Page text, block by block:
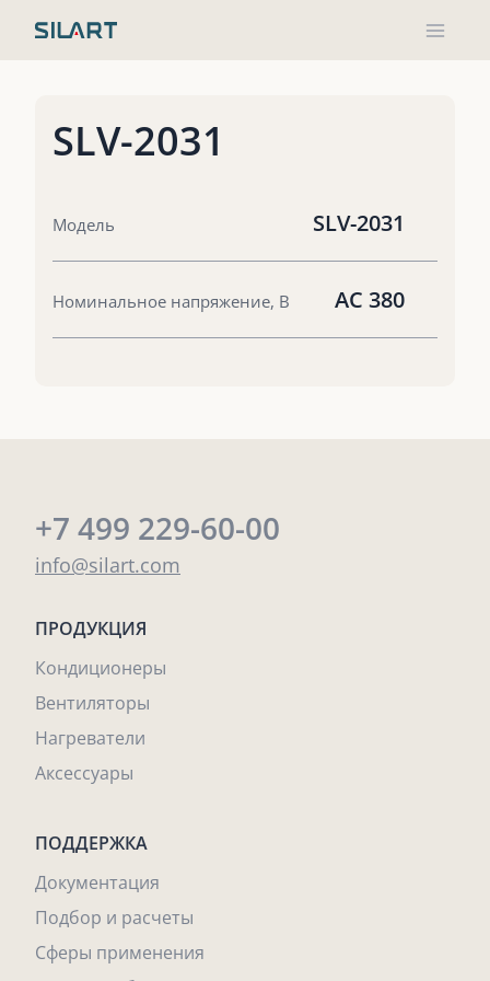
SLV-2031
Модель SLV-2031
Номинальное напряжение, В AC 380
+7 499 229-60-00
info@silart.com
ПРОДУКЦИЯ
Кондиционеры
Вентиляторы
Нагреватели
Аксессуары
ПОДДЕРЖКА
Документация
Подбор и расчеты
Сферы применения